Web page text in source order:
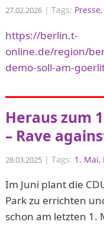
27.02.2026 |Tags: Presse
https://berlin.t-
online.de/region/
demo-soll-am-
Heraus zum
– Rave
28.03.2025 |Tags: 1. Mai
Im Juni plant die
Park zu errichten
schon am letzten 1.